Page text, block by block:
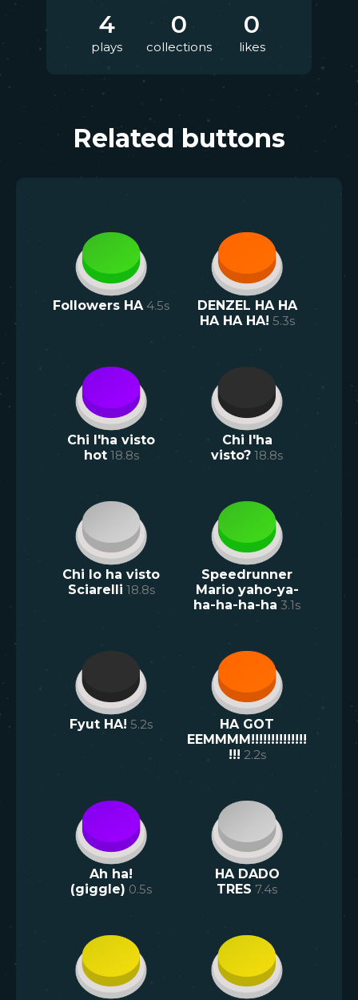
4
plays
0
collections
0
likes
Related buttons
Followers HA 4.5s
DENZEL HA HA
HA HA HA! 5.3s
Chi l'ha visto
hot 18.8s
Chi l'ha
visto? 18.8s
Chi lo ha visto
Sciarelli 18.8s
Speedrunner
Mario yaho-ya-
ha-ha-ha-ha 3.1s
Fyut HA! 5.2s
HA GOT
EEMMMM!!!!!!!!!!!!!!
!!! 2.2s
Ah ha!
(giggle) 0.5s
HA DADO
TRES 7.4s